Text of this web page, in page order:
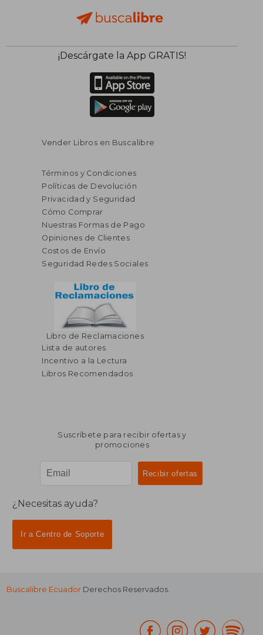
¡Descárgate la App GRATIS!
Vender Libros en Buscalibre
Términos y Condiciones
Políticas de Devolución
Privacidad y Seguridad
Cómo Comprar
Nuestras Formas de Pago
Opiniones de Clientes
Costos de Envío
Seguridad Redes Sociales
Libro de Reclamaciones
Lista de autores
Incentivo a la Lectura
Libros Recomendados
Suscríbete para recibir ofertas y
promociones
¿Necesitas ayuda?
Ir a Centro de Soporte
Buscalibre Ecuador Derechos Reservados.